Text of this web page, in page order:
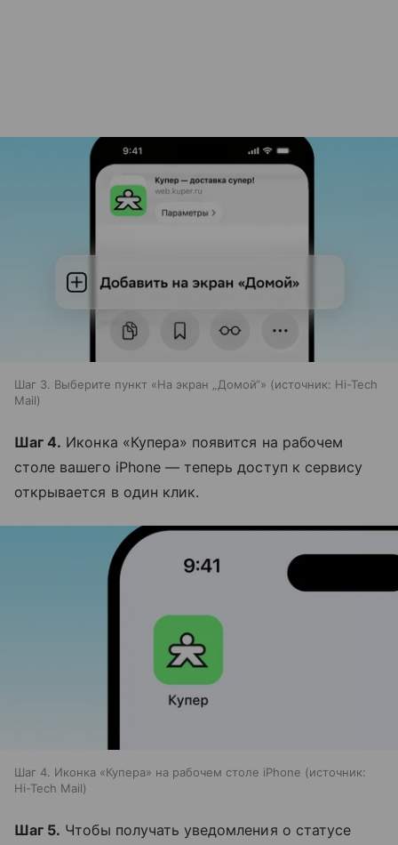
Шаг 3. Выберите пункт «На экран „Домой“» источник: Hi-Tech
Mail
Шаг 4. Иконка «Купера» появится на рабочем
столе вашего iPhone — теперь доступ к сервису
открывается в один клик.
Шаг 4. Иконка «Купера» на рабочем столе iPhone
источник:
Hi-Tech Mail
Шаг 5. Чтобы получать уведомления о статусе